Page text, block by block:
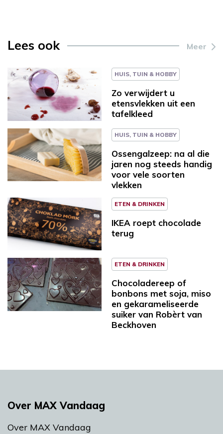
Lees ook Meer
HUIS, TUIN & HOBBY
Zo verwijdert u
etensvlekken uit een
tafelkleed
HUIS, TUIN & HOBBY
Ossengalzeep: na al die
jaren nog steeds handig
voor vele soorten
vlekken
ETEN & DRINKEN
IKEA roept chocolade
terug
ETEN & DRINKEN
Chocoladereep of
bonbons met soja, miso
en gekarameliseerde
suiker van Robèrt van
Beckhoven
Over MAX Vandaag
Over MAX Vandaag